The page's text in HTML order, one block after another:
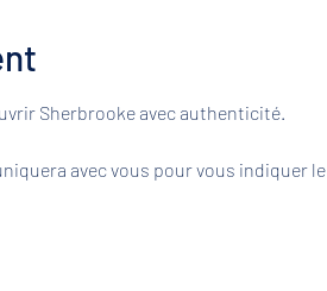
Sherbrooke avec authenticité.
avec vous pour vous indiquer le